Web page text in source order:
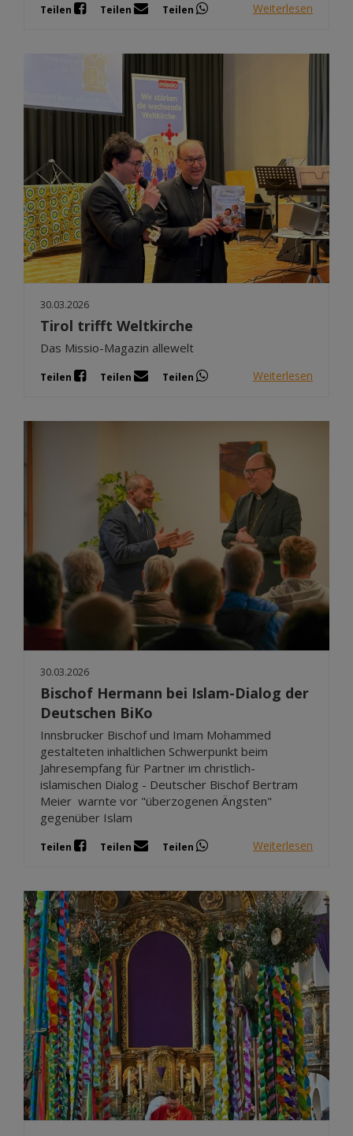
Teilen Teilen Teilen Weiterlesen
30.03.2026
Tirol trifft Weltkirche
Das Missio-Magazin allewelt
Teilen Teilen Teilen Weiterlesen
30.03.2026
Bischof Hermann bei Islam-Dialog der
Deutschen BiKo
Innsbrucker Bischof und Imam Mohammed
gestalteten inhaltlichen Schwerpunkt beim
Jahresempfang für Partner im christlich-
islamischen Dialog - Deutscher Bischof Bertram
Meier warnte vor "überzogenen Ängsten"
gegenüber Islam
Teilen Teilen Teilen Weiterlesen